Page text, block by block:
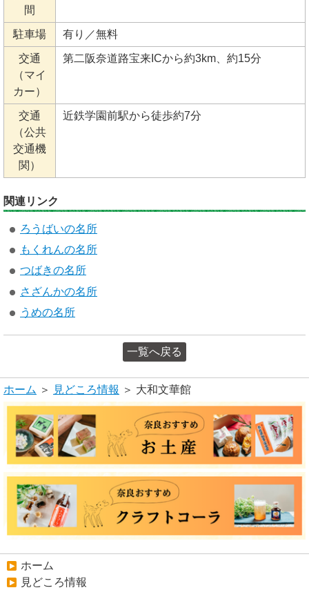
間
駐車場 有り／無料
交通
（マイ
カー）
第二阪奈道路宝来ICから約3km、約15分
交通
（公共
交通機
関）
近鉄学園前駅から徒歩約7分
関連リンク
ろうばいの名所
もくれんの名所
つばきの名所
さざんかの名所
うめの名所
一覧へ戻る
ホーム ＞ 見どころ情報 ＞ 大和文華館
ホーム
見どころ情報